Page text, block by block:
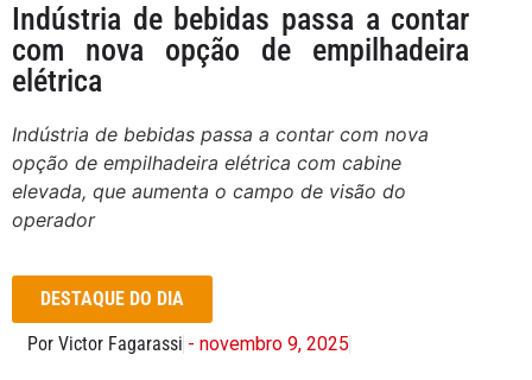
Indústria de bebidas passa a contar
com nova opção de empilhadeira
elétrica
Indústria de bebidas passa a contar com nova
opção de empilhadeira elétrica com cabine
elevada, que aumenta o campo de visão do
operador
DESTAQUE DO DIA
Por Victor Fagarassi - novembro 9, 2025